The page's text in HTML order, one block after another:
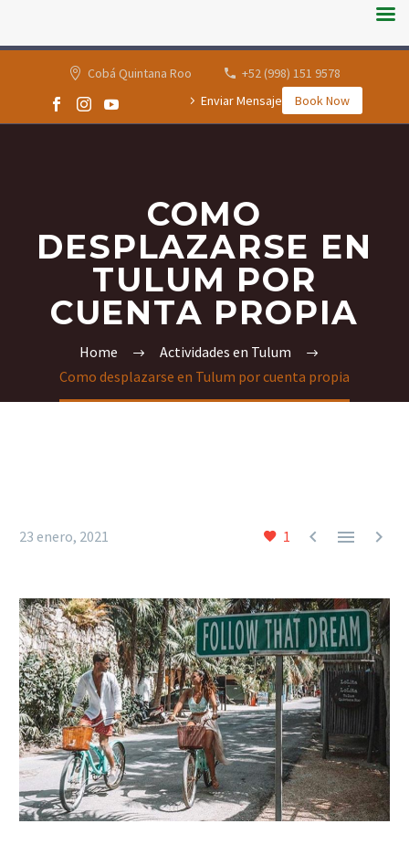
Cobá Quintana Roo
+52 (998) 151 9578
Enviar Mensaje
Book Now
COMO
DESPLAZARSE EN
TULUM POR
CUENTA PROPIA
Home
Actividades en Tulum
Como desplazarse en Tulum por cuenta propia
1   
23 enero, 2021